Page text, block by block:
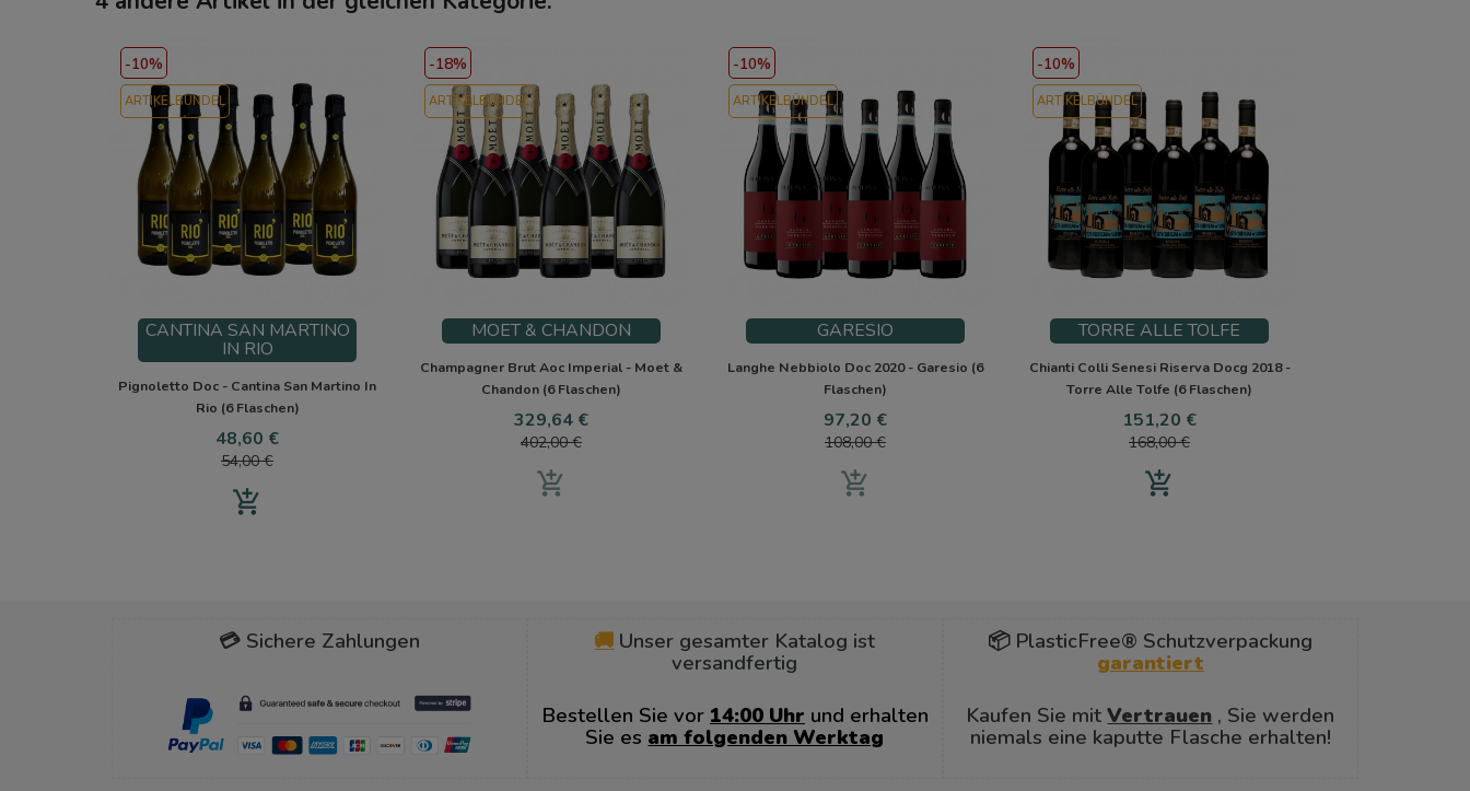
CANTINA SAN MARTINO
IN RIO
Pignoletto Doc - Cantina San Martino In
Rio (6 Flaschen)
Preis
48,60 €Verkaufspreis
54,00 €
add_shopping_cart
-10%
ARTIKELBÜNDEL
MOET & CHANDON
Champagner Brut Aoc Imperial - Moet &
Chandon (6 Flaschen)
Preis
329,64 €Verkaufspreis
402,00 €
add_shopping_cart
-18%
ARTIKELBÜNDEL
GARESIO
Langhe Nebbiolo Doc 2020 - Garesio (6
Flaschen)
Preis
97,20 €Verkaufspreis
108,00 €
add_shopping_cart
-10%
ARTIKELBÜNDEL
TORRE ALLE TOLFE
Chianti Colli Senesi Riserva Docg 2018 -
Torre Alle Tolfe (6 Flaschen)
Preis
151,20 €Verkaufspreis
168,00 €
add_shopping_cart
-10%
ARTIKELBÜNDEL
💳 Sichere Zahlungen 🚚 Unser gesamter Katalog ist
versandfertig
Bestellen Sie vor 14:00 Uhr und erhalten
Sie es am folgenden Werktag
📦 PlasticFree® Schutzverpackung
garantiert
Kaufen Sie mitVertrauen , Sie werden
niemals eine kaputte Flasche erhalten!